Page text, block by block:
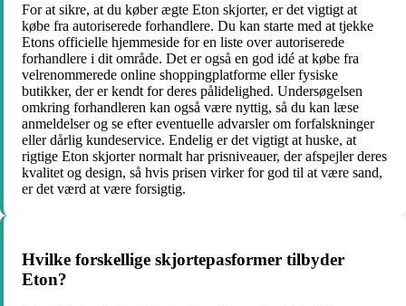
For at sikre, at du køber ægte Eton skjorter, er det vigtigt at
købe fra autoriserede forhandlere. Du kan starte med at tjekke
Etons officielle hjemmeside for en liste over autoriserede
forhandlere i dit område. Det er også en god idé at købe fra
velrenommerede online shoppingplatforme eller fysiske
butikker, der er kendt for deres pålidelighed. Undersøgelsen
omkring forhandleren kan også være nyttig, så du kan læse
anmeldelser og se efter eventuelle advarsler om forfalskninger
eller dårlig kundeservice. Endelig er det vigtigt at huske, at
rigtige Eton skjorter normalt har prisniveauer, der afspejler deres
kvalitet og design, så hvis prisen virker for god til at være sand,
er det værd at være forsigtig.
Hvilke forskellige skjortepasformer tilbyder
Eton?